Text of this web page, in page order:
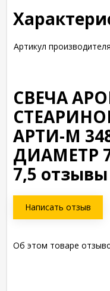
Артикул производителя
СВЕЧА
АРТИ-М
ДИАМЕТР
7,5 отзывы
Написать отзыв
Об этом товаре